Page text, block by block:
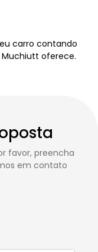
carro contando
oferece.
favor, preencha
em contato